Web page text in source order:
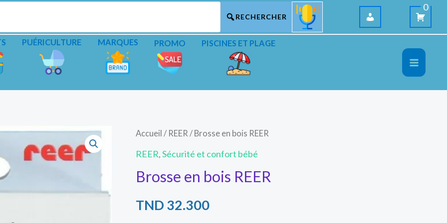
0
PUÉRICULTURE MARQUES PROMO PISCINES ET PLAGE
Accueil / REER/ Brosse en bois REER
REER,Sécurité et confort bébé
Brosse en bois REER
TND 32.300